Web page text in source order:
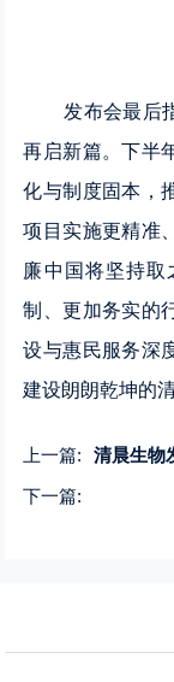
发布会最后
再启新篇。下半
化与制度固本，
项目实施更精准
廉中国将坚持
制、更加务实的
设与惠民服务深
建设朗朗乾坤的
上一篇:
清晨生物
下一篇: